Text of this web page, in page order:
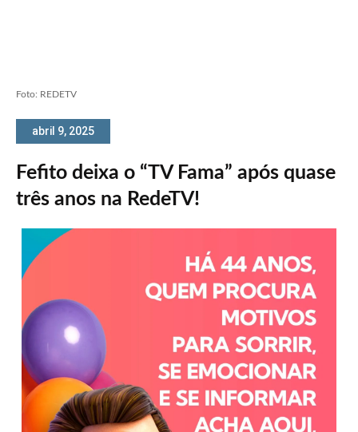
Foto: REDETV
abril 9, 2025
Fefito deixa o “TV Fama” após quase
três anos na RedeTV!